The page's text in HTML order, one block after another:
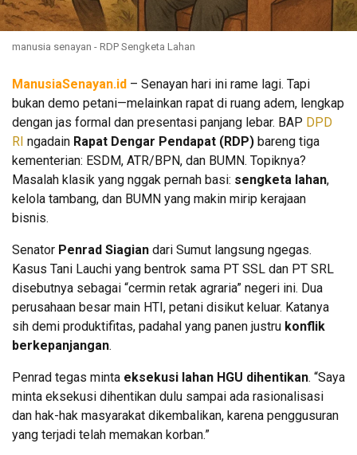
manusia senayan - RDP Sengketa Lahan
ManusiaSenayan.id – Senayan hari ini rame lagi. Tapi
bukan demo petani—melainkan rapat di ruang adem, lengkap
dengan jas formal dan presentasi panjang lebar. BAP DPD
RI ngadain Rapat Dengar Pendapat (RDP) bareng tiga
kementerian: ESDM, ATR/BPN, dan BUMN. Topiknya?
Masalah klasik yang nggak pernah basi: sengketa lahan,
kelola tambang, dan BUMN yang makin mirip kerajaan
bisnis.
Senator Penrad Siagian dari Sumut langsung ngegas.
Kasus Tani Lauchi yang bentrok sama PT SSL dan PT SRL
disebutnya sebagai “cermin retak agraria” negeri ini. Dua
perusahaan besar main HTI, petani disikut keluar. Katanya
sih demi produktifitas, padahal yang panen justru konflik
berkepanjangan.
Penrad tegas minta eksekusi lahan HGU dihentikan. “Saya
minta eksekusi dihentikan dulu sampai ada rasionalisasi
dan hak-hak masyarakat dikembalikan, karena penggusuran
yang terjadi telah memakan korban.”